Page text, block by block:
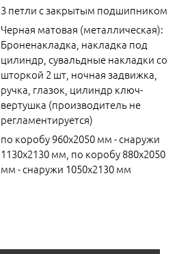
3 петли с закрытым подшипником
Черная матовая (металлическая):
Броненакладка, накладка под
цилиндр, сувальдные накладки со
шторкой 2 шт, ночная задвижка,
ручка, глазок, цилиндр ключ-
вертушка (производитель не
регламентируется)
по коробу 960х2050 мм - снаружи
1130х2130 мм, по коробу 880х2050
мм - снаружи 1050х2130 мм